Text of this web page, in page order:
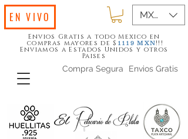
Envios Gratis
Compra Segura
Envios Gratis a todo Mexico en
compras mayores de $ 1119 MXN!!!
Enviamos a Estados Unidos y otros
Paises
MXN ($)
EN VIVO